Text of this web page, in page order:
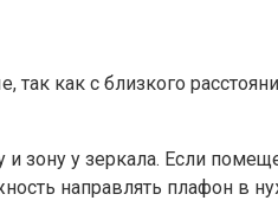
так как с близкого
зону у зеркала. Если
направлять плафон в